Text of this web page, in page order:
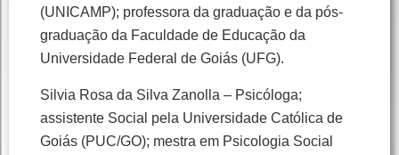
(UNICAMP); professora da graduação e da pós-
graduação da Faculdade de Educação da
Universidade Federal de Goiás (UFG).
Silvia Rosa da Silva Zanolla – Psicóloga;
assistente Social pela Universidade Católica de
Goiás (PUC/GO); mestra em Psicologia Social